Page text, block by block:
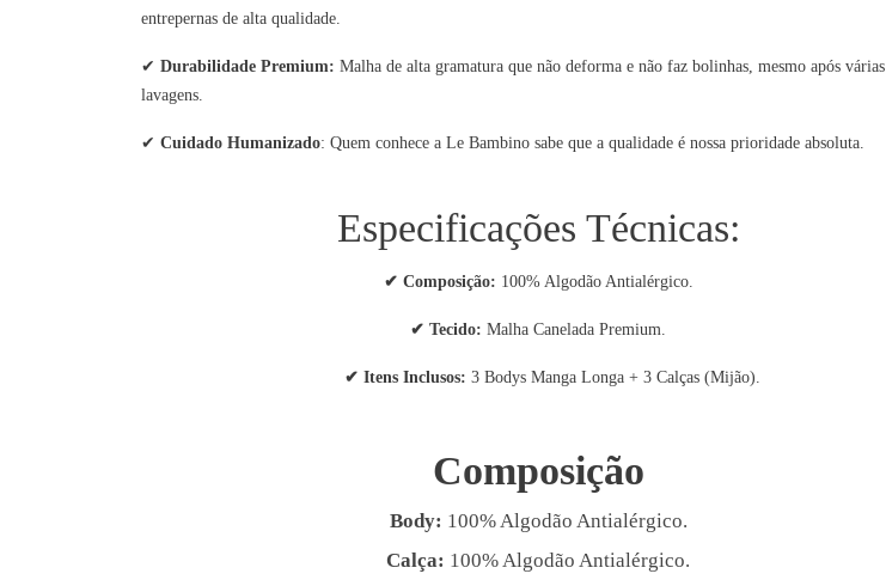
entrepernas de alta qualidade.
✔ Durabilidade Premium: Malha de alta gramatura que não deforma e não faz bolinhas, mesmo após várias
lavagens.
✔ Cuidado Humanizado: Quem conhece a Le Bambino sabe que a qualidade é nossa prioridade absoluta.
Especificações Técnicas:
✔ Composição: 100% Algodão Antialérgico.
✔Tecido: Malha Canelada Premium.
✔Itens Inclusos: 3 Bodys Manga Longa + 3 Calças (Mijão).
Composição
Body: 100% Algodão Antialérgico.
Calça: 100% Algodão Antialérgico.